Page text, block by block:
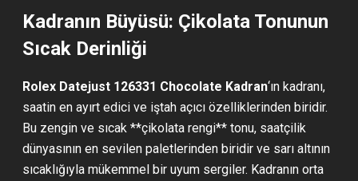
Kadranın Büyüsü: Çikolata Tonunun
Sıcak Derinliği
Rolex Datejust 126331 Chocolate Kadran‘ın kadranı,
saatin en ayırt edici ve iştah açıcı özelliklerinden biridir.
Bu zengin ve sıcak **çikolata rengi** tonu, saatçilik
dünyasının en sevilen paletlerinden biridir ve sarı altının
sıcaklığıyla mükemmel bir uyum sergiler. Kadranın orta